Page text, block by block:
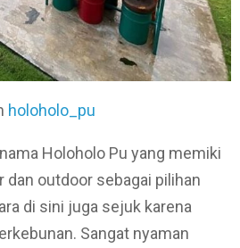
holoholo_pu
Holoholo Pu yang memiki
dan outdoor sebagai pilihan
di sini juga sejuk karena
Sangat nyaman